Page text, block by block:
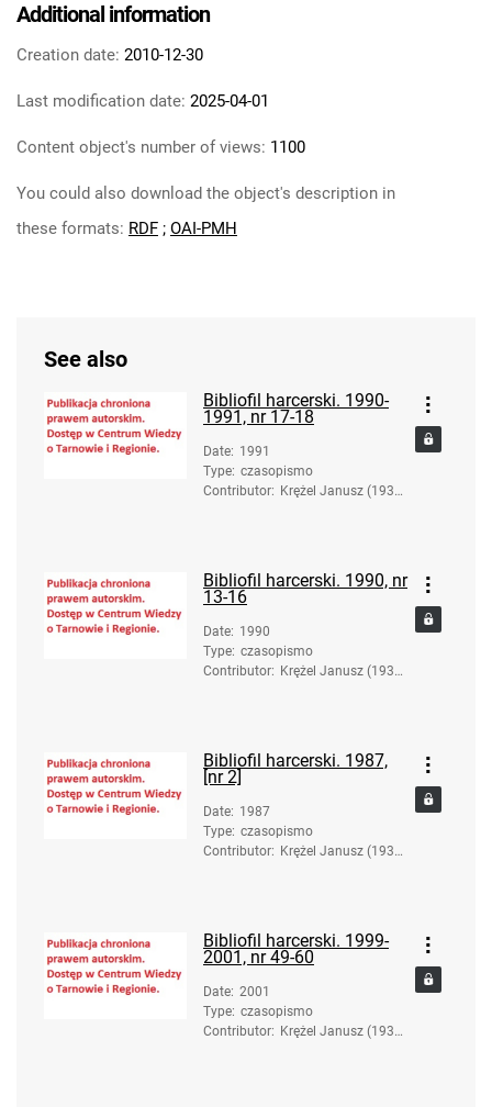
Additional information
Creation date: 2010-12-30
Last modification date: 2025-04-01
Content object's number of views: 1100
You could also download the object's description in
these formats: RDF ; OAI-PMH
See also
Bibliofil harcerski. 1990-
1991, nr 17-18
Date: 1991
Type: czasopismo
Contributor: Krężel Janusz (1936-
Bibliofil harcerski. 1990, nr
13-16
Date: 1990
Type: czasopismo
Contributor: Krężel Janusz (1936-
Bibliofil harcerski. 1987,
[nr 2]
Date: 1987
Type: czasopismo
Contributor: Krężel Janusz (1936-
Bibliofil harcerski. 1999-
2001, nr 49-60
Date: 2001
Type: czasopismo
Contributor: Krężel Janusz (1936-